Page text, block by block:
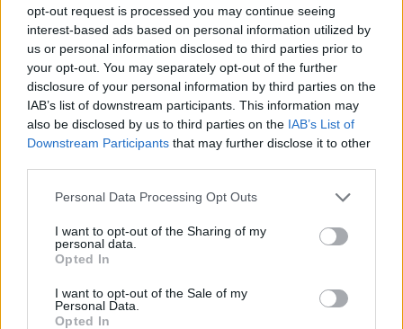
opt-out request is processed you may continue seeing
interest-based ads based on personal information utilized by
us or personal information disclosed to third parties prior to
your opt-out. You may separately opt-out of the further
disclosure of your personal information by third parties on the
IAB’s list of downstream participants. This information may
also be disclosed by us to third parties on the IAB’s List of
Downstream Participants that may further disclose it to other
Please note that this website/app uses one or more Google
not limited to your visit or usage behaviour. You may click to
grant or deny consent to Google and its third-party tags to
use your data for below specified purposes in below Google
consent section.
Personal Data Processing Opt Outs
I want to opt-out of the Sharing of my
personal data.
Opted In
I want to opt-out of the Sale of my
Personal Data.
Opted In
1 GIORNO OUT
Lago d’Iseo in moto: itinerario tra borghi, vigneti e
Alessandro Tassinari · 7 Ago 2026